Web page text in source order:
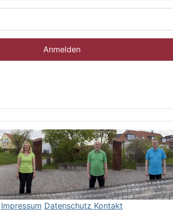
Anmelden
Impressum Datenschutz Kontakt